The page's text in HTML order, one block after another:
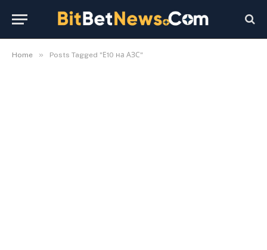
Home » Posts Tagged "Е10 на АЗС"